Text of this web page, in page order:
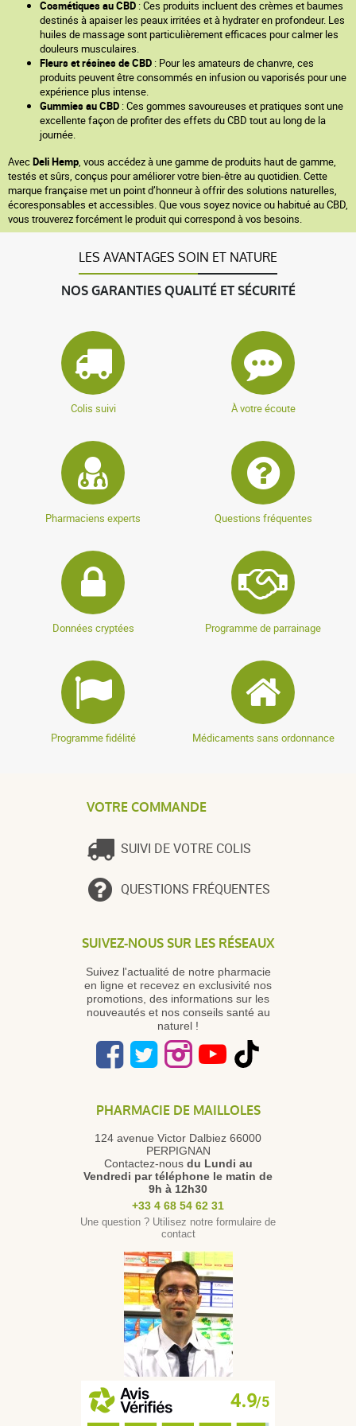
Cosmétiques au CBD : Ces produits incluent des crèmes et baumes
destinés à apaiser les peaux irritées et à hydrater en profondeur. Les
huiles de massage sont particulièrement efficaces pour calmer les
douleurs musculaires.
Fleurs et résines de CBD : Pour les amateurs de chanvre, ces
produits peuvent être consommés en infusion ou vaporisés pour une
expérience plus intense.
Gummies au CBD : Ces gommes savoureuses et pratiques sont une
excellente façon de profiter des effets du CBD tout au long de la
journée.
AvecDeli Hemp, vous accédez à une gamme de produits haut de gamme,
testés et sûrs, conçus pour améliorer votre bien-être au quotidien. Cette
marque française met un point d’honneur à offrir des solutions naturelles,
écoresponsables et accessibles. Que vous soyez novice ou habitué au CBD,
vous trouverez forcément le produit qui correspond à vos besoins.
LES AVANTAGES SOIN ET NATURE
NOS GARANTIES QUALITÉ ET SÉCURITÉ
Colis suivi À votre écoute
Pharmaciens experts Questions fréquentes
Données cryptées Programme de parrainage
Programme fidélité Médicaments sans ordonnance
VOTRE COMMANDE
SUIVI DE VOTRE COLIS
QUESTIONS FRÉQUENTES
SUIVEZ-NOUS SUR LES RÉSEAUX
Suivez l'actualité de notre pharmacie
en ligne et recevez en exclusivité nos
promotions, des informations sur les
nouveautés et nos conseils santé au
naturel !
PHARMACIE DE MAILLOLES
124 avenue Victor Dalbiez 66000
PERPIGNAN
Contactez-nous du Lundi au
Vendredi par téléphone le matin de
9h à 12h30
+33 4 68 54 62 31
Une question ? Utilisez notre formulaire de
contact